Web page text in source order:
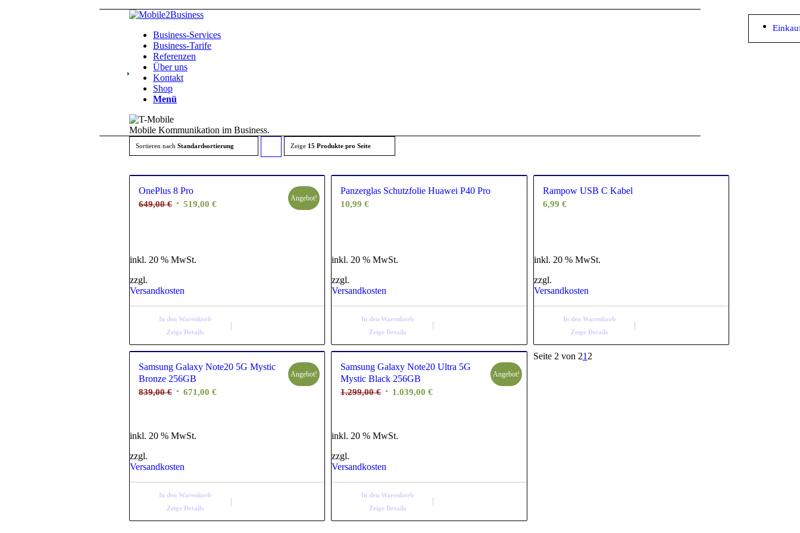
Business-Services
Business-Tarife
Referenzen
Über uns
Kontakt
Shop
Menü
Mobile Kommunikation im Business.
Sortieren nach Standardsortierung Klicke,
Zeige 15 Produkte pro Seite
OnePlus 8 Pro
649,00€ 519,00 €
Angebot!
inkl. 20 % MwSt.
zzgl.
Versandkosten
In den Warenkorb
Zeige Details
Panzerglas Schutzfolie Huawei P40 Pro
10,99€
inkl. 20 % MwSt.
zzgl.
Versandkosten
In den Warenkorb
Zeige Details
Rampow USB C Kabel
6,99 €
inkl. 20 % MwSt.
zzgl.
Versandkosten
In den Warenkorb
Zeige Details
Samsung Galaxy Note20 5G Mystic
Bronze 256GB
839,00€ 671,00 €
Angebot!
inkl. 20 % MwSt.
zzgl.
Versandkosten
In den Warenkorb
Zeige Details
Samsung Galaxy Note20 Ultra 5G
Mystic Black 256GB
1.299,00€ 1.039,00€
Angebot!
inkl. 20 % MwSt.
zzgl.
Versandkosten
In den Warenkorb
Zeige Details
Seite 2 von 21 2